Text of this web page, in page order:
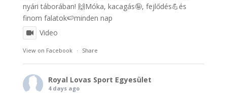
nyári táborában! 🙌Móka, kacagás🤪, fejlődés💪és
finom falatok🍉minden nap
Video
View on Facebook · Share
Royal Lovas Sport Egyesület
4 days ago